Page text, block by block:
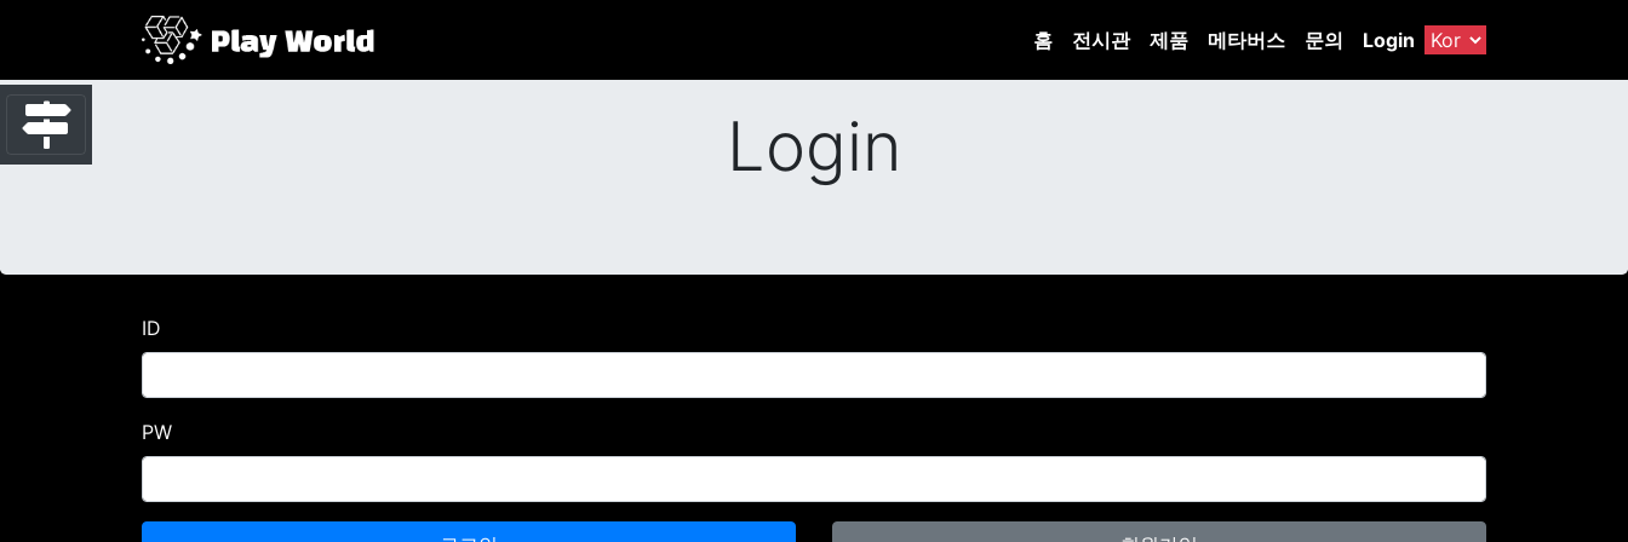
홈 전시관 제품 메타버스 문의 Login
Login
ID
PW